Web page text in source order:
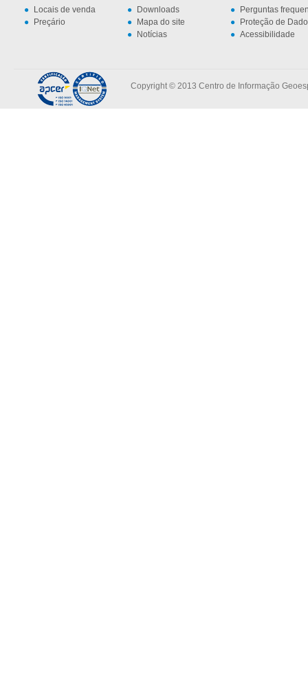
Locais de venda
Preçário
Downloads
Mapa do site
Notícias
Perguntas
Proteção de
Acessibilidade
Copyright © 2013 Centro de Informação